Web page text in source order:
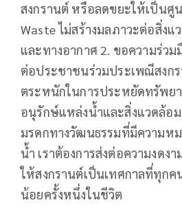
สงกรานต์ หรือลดขยะให้เป็นศู
Waste ไม่สร้างมลภาวะต่อสิ่ง
และทางอากาศ 2. ขอความร่ว
ต่อประชาชนร่วมประเพณีสงก
ตระหนักในการประหยัดทรัพยา
อนุรักษ์แหล่งน้ำและสิ่งแวดล้อ
มรดกทางวัฒนธรรมที่มีความหม
น้ำ เราต้องการส่งต่อความงดง
ให้สงกรานต์เป็นเทศกาลที่ทุกค
น้อยครั้งหนึ่งในชีวิต